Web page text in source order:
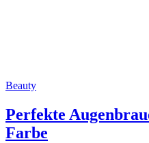
Beauty
Perfekte
Farbe